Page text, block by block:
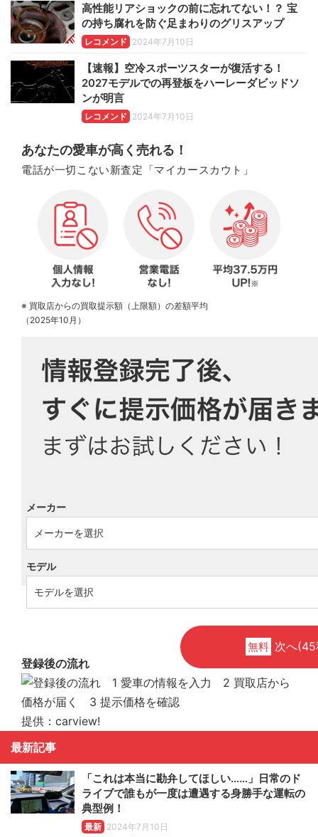
高性能リアショックの前に忘れてない！？ 宝
の持ち腐れを防ぐ足まわりのグリスアップ
レコメンド 2024年7月10日
【速報】空冷スポーツスターが復活する！
2027モデルでの再登板をハーレーダビッドソ
ンが明言
レコメンド 2024年7月10日
あなたの愛車が高く売れる！
電話が一切こない新査定「マイカースカウト」
※ 買取店からの買取提示額（上限額）の差額平均
（2025年10月）
メーカー
モデル
無料 次へ
登録後の流れ
提供：carview!
最新記事
「これは本当に勘弁してほしい……」日常のド
ライブで誰もが一度は遭遇する身勝手な運転の
典型例！
最新 2024年7月10日